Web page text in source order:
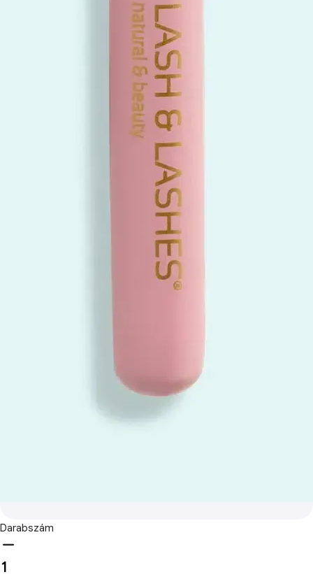
Darabszám